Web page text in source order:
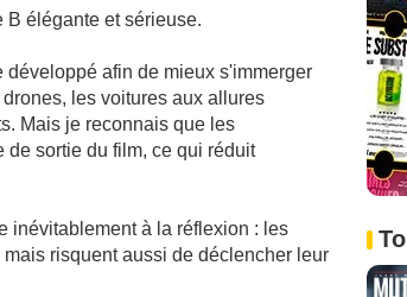
élégante et sérieuse.
afin de mieux s'immerger
les voitures aux allures
Mais je reconnais que les
sortie du film, ce qui réduit
inévitablement à la réflexion : les
risquent aussi de déclencher leur